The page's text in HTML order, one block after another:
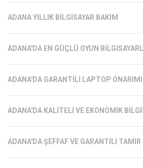
ADANA YILLIK BILGISAYAR BAKIM
ADANA'DA EN GÜÇLÜ OYUN
ADANA'DA GARANTILI LAPTOP ONARIMI
ADANA'DA KALITELI VE EKONOMIK
ADANA'DA ŞEFFAF VE GARANTILI TAMIR